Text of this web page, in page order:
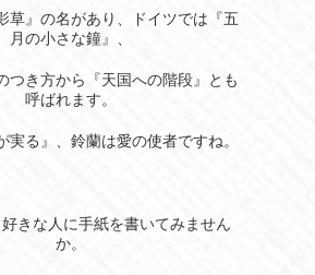
草』の名があり、ドイツでは『五
月の小さな鐘』、
つき方から『天国への階段』とも
呼ばれます。
実る』、鈴蘭は愛の使者ですね。
きな人に手紙を書いてみません
か。